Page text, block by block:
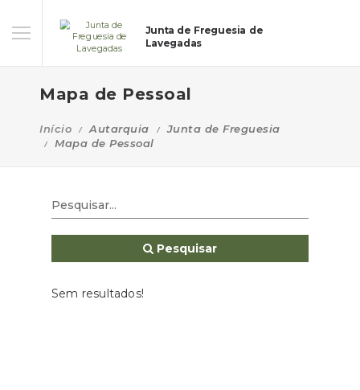
Junta de Freguesia de
Lavegadas
Mapa de Pessoal
Início Autarquia
Junta de Freguesia
Mapa de Pessoal
Pesquisar
Sem resultados!